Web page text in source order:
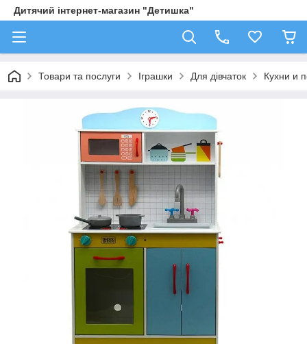
Дитячий інтернет-магазин "Детишка"
Товари та послуги Іграшки Для дівчаток Кухни и